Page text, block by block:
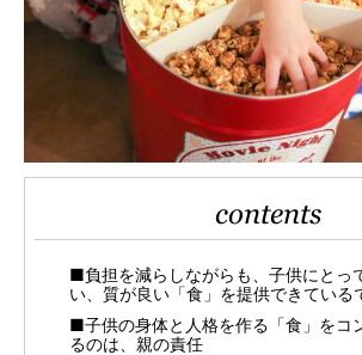
contents
■負担を減らしながらも、子供にとっ
い、質が良い「食」を提供できている
■子供の身体と人格を作る「食」をコ
るのは、親の責任